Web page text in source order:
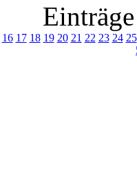
16 17 18 19 20 21 22 23 24 25